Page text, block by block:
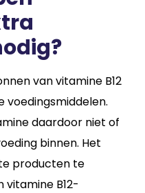
van vitamine B12
voedingsmiddelen.
daardoor niet of
binnen. Het
producten te
B12-